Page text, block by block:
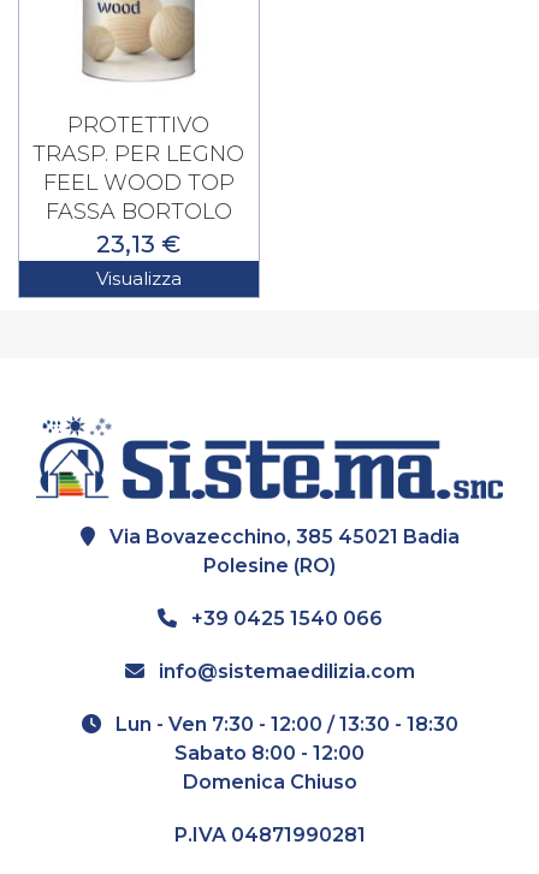
PROTETTIVO
TRASP. PER LEGNO
FEEL WOOD TOP
FASSA BORTOLO
23,13 €
Visualizza
Via Bovazecchino, 385 45021 Badia
Polesine (RO)
+39 0425 1540 066
info@sistemaedilizia.com
Lun - Ven 7:30 - 12:00 / 13:30 - 18:30
Sabato 8:00 - 12:00
Domenica Chiuso
P.IVA 04871990281